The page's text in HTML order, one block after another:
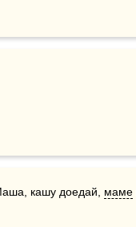
кашу доедай, маме